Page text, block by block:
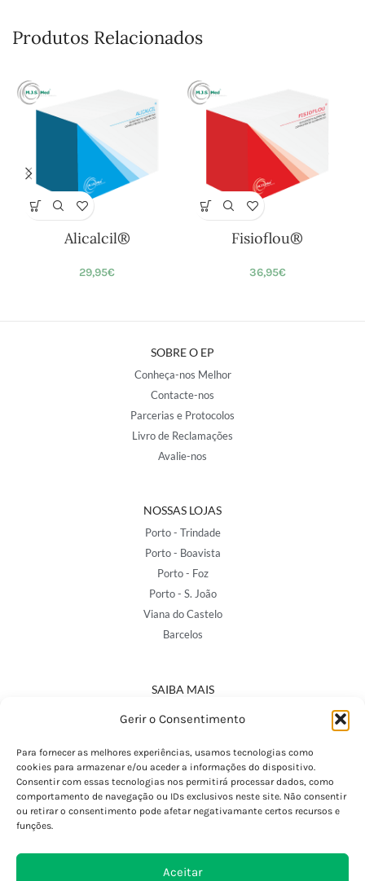
Gerir o Consentimento
Para fornecer as melhores experiências, usamos tecnologias como
cookies para armazenar e/ou aceder a informações do dispositivo.
Consentir com essas tecnologias nos permitirá processar dados, como
comportamento de navegação ou IDs exclusivos neste site. Não consentir
ou retirar o consentimento pode afetar negativamante certos recursos e
funções.
Aceitar
Produtos Relacionados
Alicalcil®
29,95€
Fisioflou®
36,95€
SOBRE O EP
Conheça-nos Melhor
Contacte-nos
Parcerias e Protocolos
Livro de Reclamações
Avalie-nos
NOSSAS LOJAS
Porto - Trindade
Porto - Boavista
Porto - Foz
Porto - S. João
Viana do Castelo
Barcelos
SAIBA MAIS
Política de Privacidade
Termos e Condições
Perguntas Frequentes
Custos de Envio
Encomendas Internacionais
Devoluções e Trocas